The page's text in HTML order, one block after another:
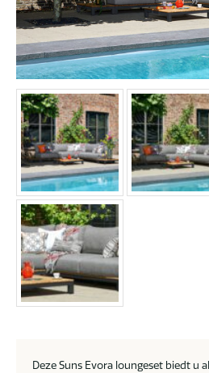
Deze Suns Evora loungeset biedt u